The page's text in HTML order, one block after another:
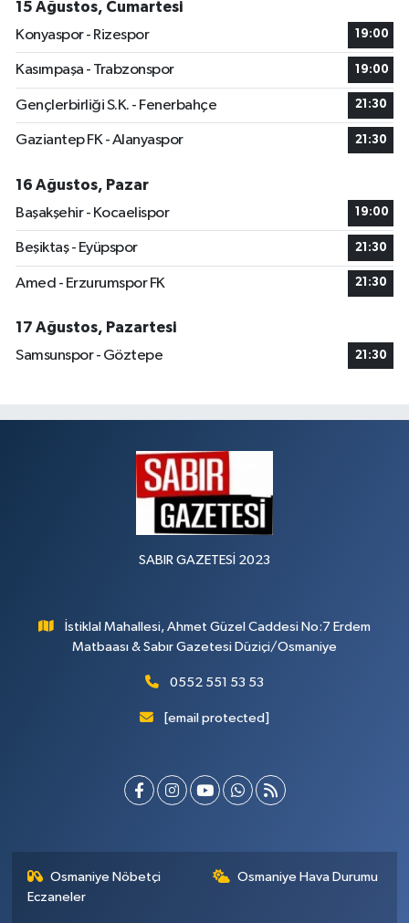
15 Ağustos, Cumartesi
Konyaspor - Rizespor
19:00
Kasımpaşa - Trabzonspor 19:00
Gençlerbirliği S.K. - Fenerbahçe 21:30
Gaziantep FK - Alanyaspor 21:30
16 Ağustos, Pazar
Başakşehir - Kocaelispor
19:00
Beşiktaş - Eyüpspor 21:30
Amed - Erzurumspor FK 21:30
17 Ağustos, Pazartesi
Samsunspor - Göztepe
21:30
SABIR GAZETESİ 2023
İstiklal Mahallesi, Ahmet Güzel Caddesi No:7 Erdem
Matbaası & Sabır Gazetesi Düziçi/Osmaniye
0552 551 53 53
[email protected]
Osmaniye Nöbetçi
Eczaneler
Osmaniye Hava Durumu